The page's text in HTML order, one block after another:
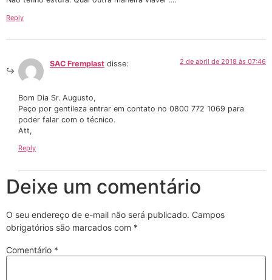
Reply
SAC Fremplast disse: 2 de abril de 2018 às 07:46
Bom Dia Sr. Augusto,
Peço por gentileza entrar em contato no 0800 772 1069 para
poder falar com o técnico.
Att,
Reply
Deixe um comentário
O seu endereço de e-mail não será publicado. Campos
obrigatórios são marcados com *
Comentário *